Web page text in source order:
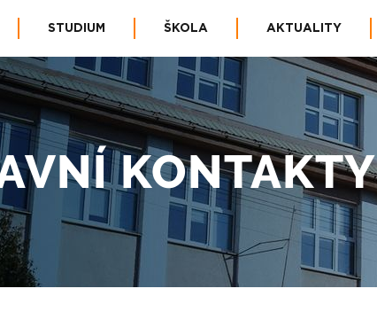
STUDIUM ŠKOLA AKTUALITY
KONTAKTY